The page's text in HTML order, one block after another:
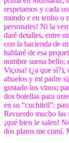
respetamos y cada
mundo e eu tenho o
personales! Ni la
daré detalles, entre
con la hacienda de
hablaré de esa
nombre suena bello;
Viçosa! (¿a que sí?),
abuelos y mi padre
gustado los vinos;
dos botellas para
en su “cuchitril”;
Recuerdo mucho las
¡qué bien le salen!
dos platos me comí.